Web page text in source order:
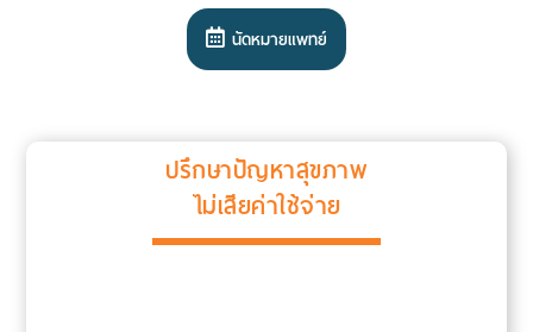
นัดหมายแพทย์
ปรึกษาปัญหาสุขภาพ
ไม่เสียค่าใช้จ่าย